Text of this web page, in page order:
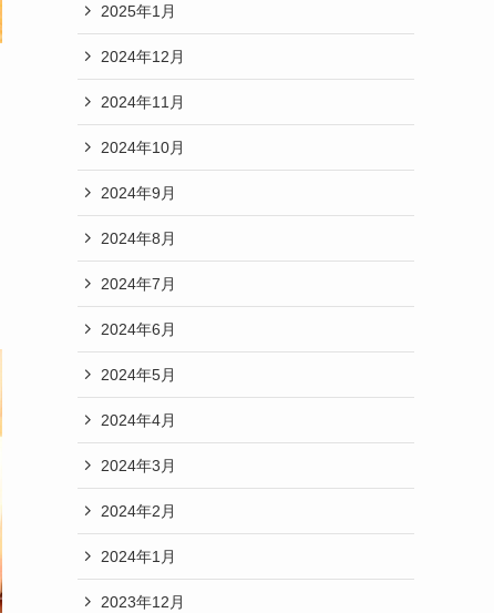
2025年1月
2024年12月
2024年11月
2024年10月
2024年9月
2024年8月
2024年7月
2024年6月
2024年5月
2024年4月
2024年3月
2024年2月
2024年1月
2023年12月